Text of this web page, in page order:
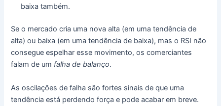
baixa também.
Se o mercado cria uma nova alta (em uma tendência de
alta) ou baixa (em uma tendência de baixa), mas o RSI não
consegue espelhar esse movimento, os comerciantes
falam de um falha de balanço.
As oscilações de falha são fortes sinais de que uma
tendência está perdendo força e pode acabar em breve.